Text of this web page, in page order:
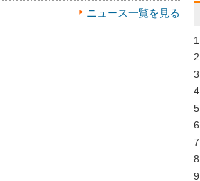
ニュース一覧を見る